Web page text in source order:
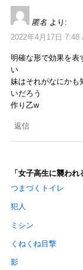
匿名 より:
2022年4月17日 7:48
明確な形で効果を表
い
妹はそれがなにかも
いだろう
作り乙w
返信
「女子高生に襲わ
つまづくトイレ
犯人
ミシン
くねくね目撃
影